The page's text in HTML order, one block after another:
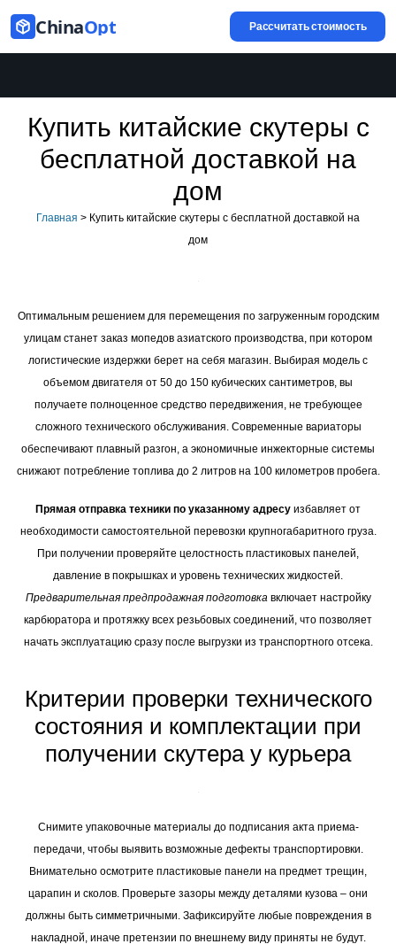
ChinaOpt Рассчитать стоимость
Купить китайские скутеры с
бесплатной доставкой на
дом
Главная > Купить китайские скутеры с бесплатной доставкой на
дом
Оптимальным решением для перемещения по загруженным городским
улицам станет заказ мопедов азиатского производства, при котором
логистические издержки берет на себя магазин. Выбирая модель с
объемом двигателя от 50 до 150 кубических сантиметров, вы
получаете полноценное средство передвижения, не требующее
сложного технического обслуживания. Современные вариаторы
обеспечивают плавный разгон, а экономичные инжекторные системы
снижают потребление топлива до 2 литров на 100 километров пробега.
Прямая отправка техники по указанному адресу избавляет от
необходимости самостоятельной перевозки крупногабаритного груза.
При получении проверяйте целостность пластиковых панелей,
давление в покрышках и уровень технических жидкостей.
Предварительная предпродажная подготовкавключает настройку
карбюратора и протяжку всех резьбовых соединений, что позволяет
начать эксплуатацию сразу после выгрузки из транспортного отсека.
Критерии проверки технического
состояния и комплектации при
получении скутера у курьера
Снимите упаковочные материалы до подписания акта приема-
передачи, чтобы выявить возможные дефекты транспортировки.
Внимательно осмотрите пластиковые панели на предмет трещин,
царапин и сколов. Проверьте зазоры между деталями кузова – они
должны быть симметричными. Зафиксируйте любые повреждения в